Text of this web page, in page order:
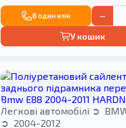
В один клік −
У кошик
Легкові автомобілі
2004-2012